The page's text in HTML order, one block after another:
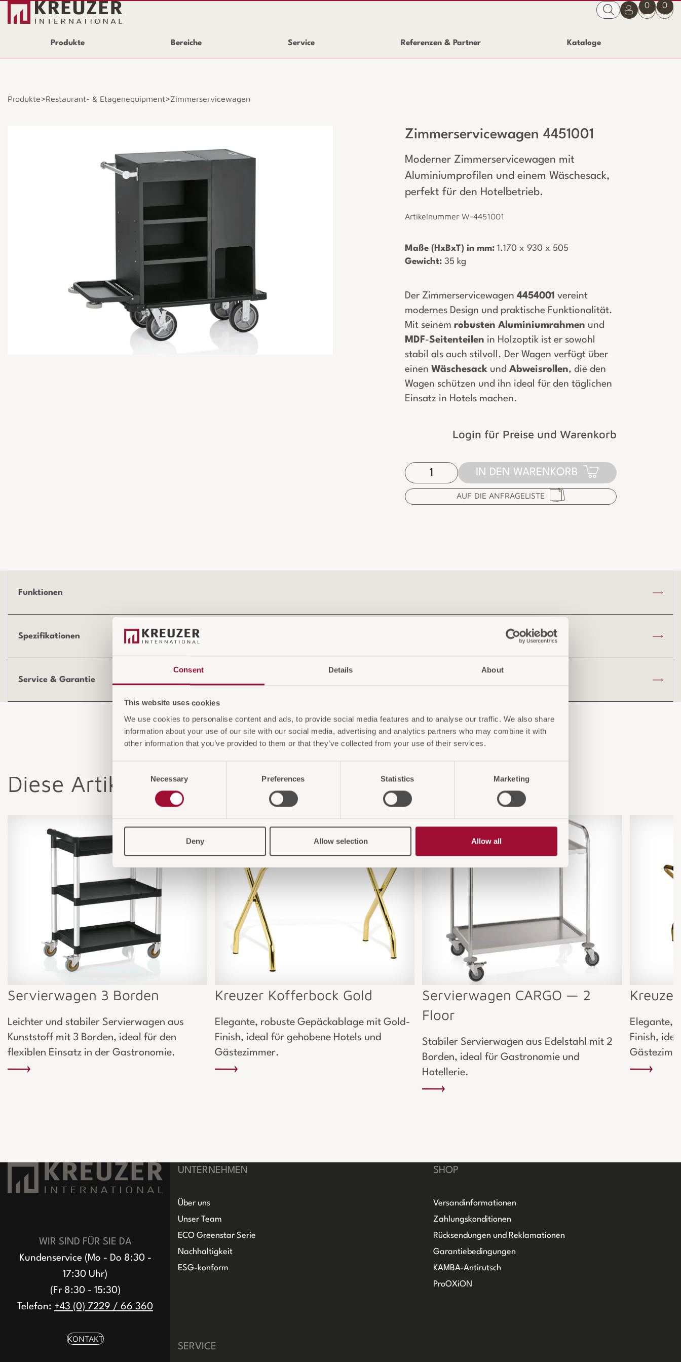
Consent Details About
This website uses cookies
We use cookies to personalise content and ads, to provide social media features and to analyse our traffic. We also share
information about your use of our site with our social media, advertising and analytics partners who may combine it with
other information that you’ve provided to them or that they’ve collected from your use of their services.
Necessary Preferences Statistics Marketing
Deny Allow selection Allow all
0 0
Produkte Bereiche Service Referenzen & Partner Kataloge
Produkte>Restaurant- & Etagenequipment>Zimmerservicewagen
Zimmerservicewagen 4451001
Moderner Zimmerservicewagen mit
Aluminiumprofilen und einem Wäschesack,
perfekt für den Hotelbetrieb.
Artikelnummer W-4451001
Maße (HxBxT) in mm: ­ 1.170 x 930 x 505
Gewicht: ­ 35 kg
Der Zimmerservicewagen 4454001 vereint
modernes Design und praktische Funktionalität.
Mit seinem robusten Aluminiumrahmen und
MDF-Seitenteilen in Holzoptik ist er sowohl
stabil als auch stilvoll. Der Wagen verfügt über
einen Wäschesack und Abweisrollen, die den
Wagen schützen und ihn ideal für den täglichen
Einsatz in Hotels machen.
Login für Preise und Warenkorb
IN DEN WARENKORB
AUF DIE ANFRAGELISTE
Funktionen
Spezifikationen
Service & Garantie
Diese Artikel könnten Sie auch interessieren
Servierwagen 3 Borden
Leichter und stabiler Servierwagen aus
Kunststoff mit 3 Borden, ideal für den
flexiblen Einsatz in der Gastronomie.
Kreuzer Kofferbock Gold
Elegante, robuste Gepäckablage mit Gold-
Finish, ideal für gehobene Hotels und
Gästezimmer.
Servierwagen CARGO — 2
Floor
Stabiler Servierwagen aus Edelstahl mit 2
Borden, ideal für Gastronomie und
Hotellerie.
Elegante,
Finish,
WIR SIND FÜR SIE DA
Kundenservice (Mo - Do 8:30 -
17:30 Uhr)
(Fr 8:30 - 15:30)
Telefon: +43 (0) 7229 / 66 360
KONTAKT
UNTERNEHMEN
Über uns
Unser Team
ECO Greenstar Serie
Nachhaltigkeit
ESG-konform
SHOP
Versandinformationen
Zahlungskonditionen
Rücksendungen und Reklamationen
Garantiebedingungen
KAMBA-Antirutsch
ProOXiON
SERVICE